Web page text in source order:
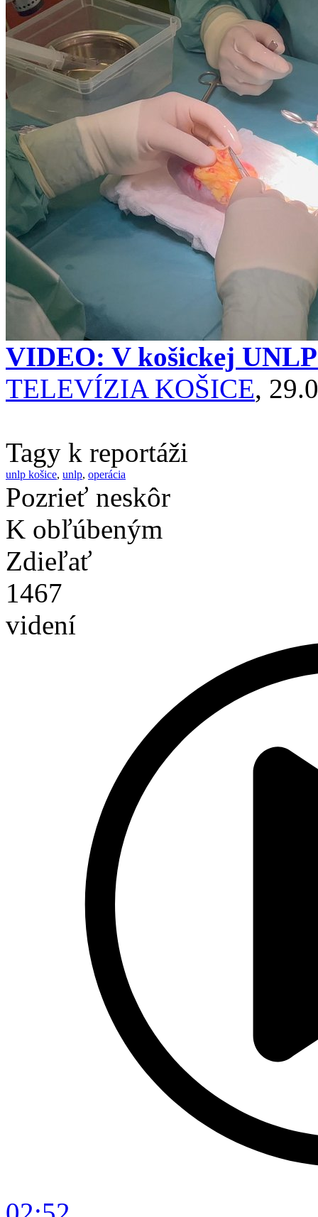
VIDEO: V košickej
TELEVÍZIA KOŠICE,
Tagy k reportáži
unlp košice, unlp, operácia
Pozrieť neskôr
K obľúbeným
Zdieľať
1467
videní